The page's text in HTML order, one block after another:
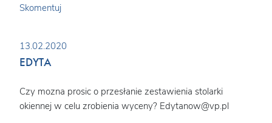
Skomentuj
13.02.2020
EDYTA
Czy mozna prosic o przesłanie zestawienia stolarki
okiennej w celu zrobienia wyceny? Edytanow@vp.pl